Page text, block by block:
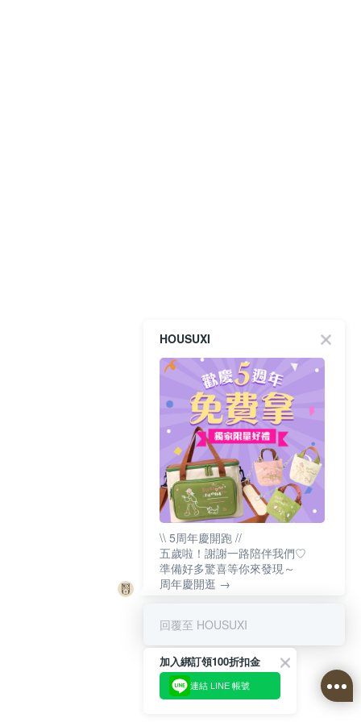
HOUSUXI
\\ 5周年慶開跑 //
五歲啦！謝謝一路陪伴我們♡
準備好多驚喜等你來發現～
周年慶開逛 →
回覆至 HOUSUXI
加入綁訂領100折扣金
連結 LINE 帳號